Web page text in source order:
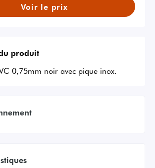
Voir le prix
produit
0,75mm noir avec pique inox.